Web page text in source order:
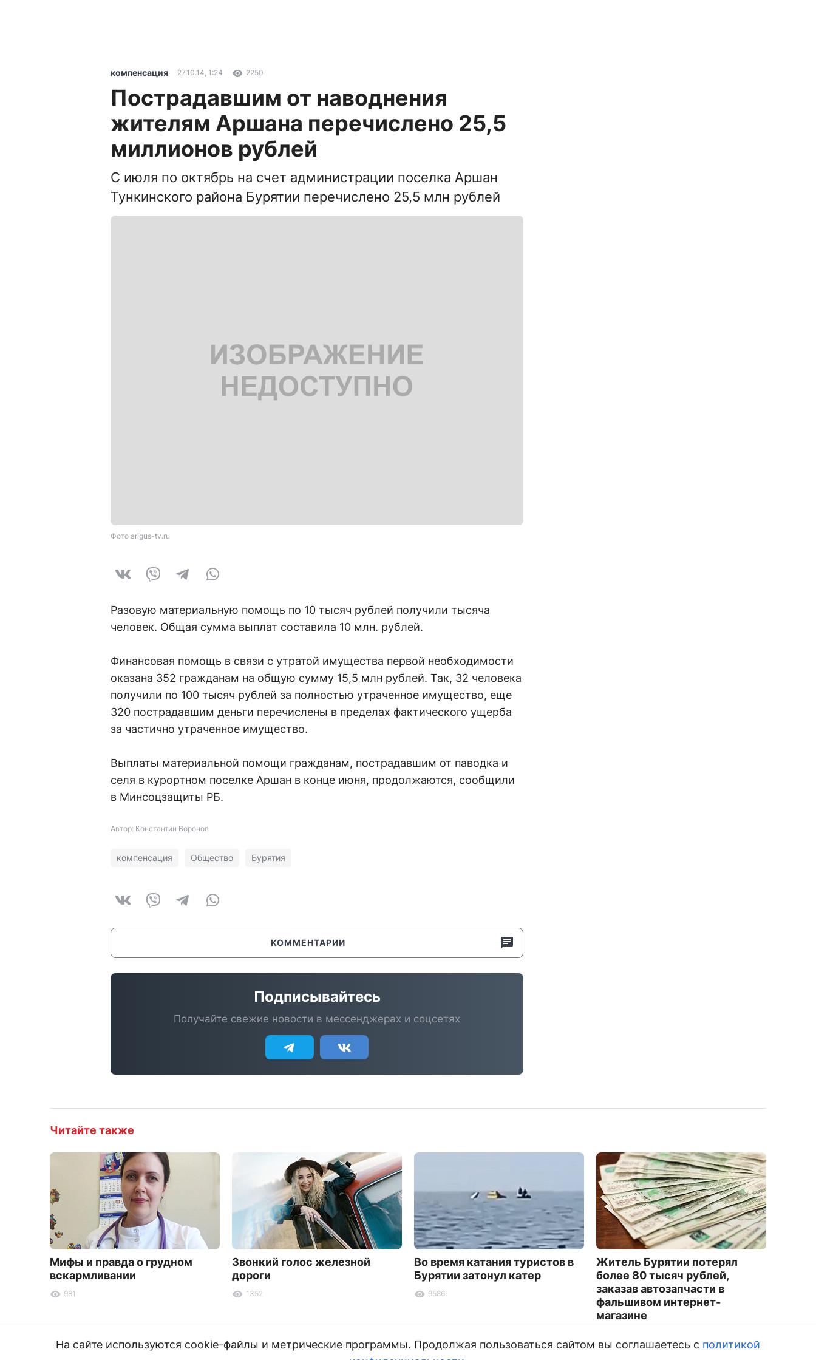
компенсация 27.10.14, 1:24 2250
Пострадавшим от наводнения
жителям Аршана перечислено 25,5
миллионов рублей
С июля по октябрь на счет администрации поселка Аршан
Тункинского района Бурятии перечислено 25,5 млн рублей
Фото arigus-tv.ru
Разовую материальную помощь по 10 тысяч рублей получили тысяча
человек. Общая сумма выплат составила 10 млн. рублей.
Финансовая помощь в связи с утратой имущества первой необходимости
оказана 352 гражданам на общую сумму 15,5 млн рублей. Так, 32 человека
получили по 100 тысяч рублей за полностью утраченное имущество, еще
320 пострадавшим деньги перечислены в пределах фактического ущерба
за частично утраченное имущество.
Выплаты материальной помощи гражданам, пострадавшим от паводка и
селя в курортном поселке Аршан в конце июня, продолжаются, сообщили
в Минсоцзащиты РБ.
Автор: Константин Воронов
компенсация Общество Бурятия
КОММЕНТАРИИ
Подписывайтесь
Получайте свежие новости в мессенджерах и соцсетях
Читайте также
Мифы и правда о грудном
вскармливании
981
Звонкий голос железной
дороги
1352
Во время катания туристов в
Бурятии затонул катер
9586
Житель Бурятии потерял
более 80 тысяч рублей,
заказав автозапчасти в
фальшивом интернет-
магазине
На сайте используются cookie-файлы и метрические программы. Продолжая пользоваться сайтом вы соглашаетесь с политикой